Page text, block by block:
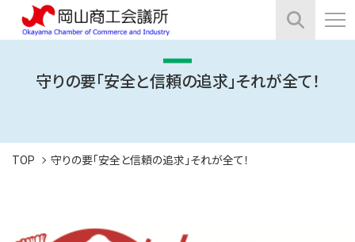
守りの要「安全と信頼の追求」それが全て！
TOP 守りの要「安全と信頼の追求」それが全て！